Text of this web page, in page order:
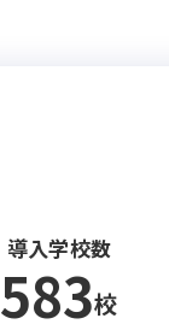
導入学校数
583校